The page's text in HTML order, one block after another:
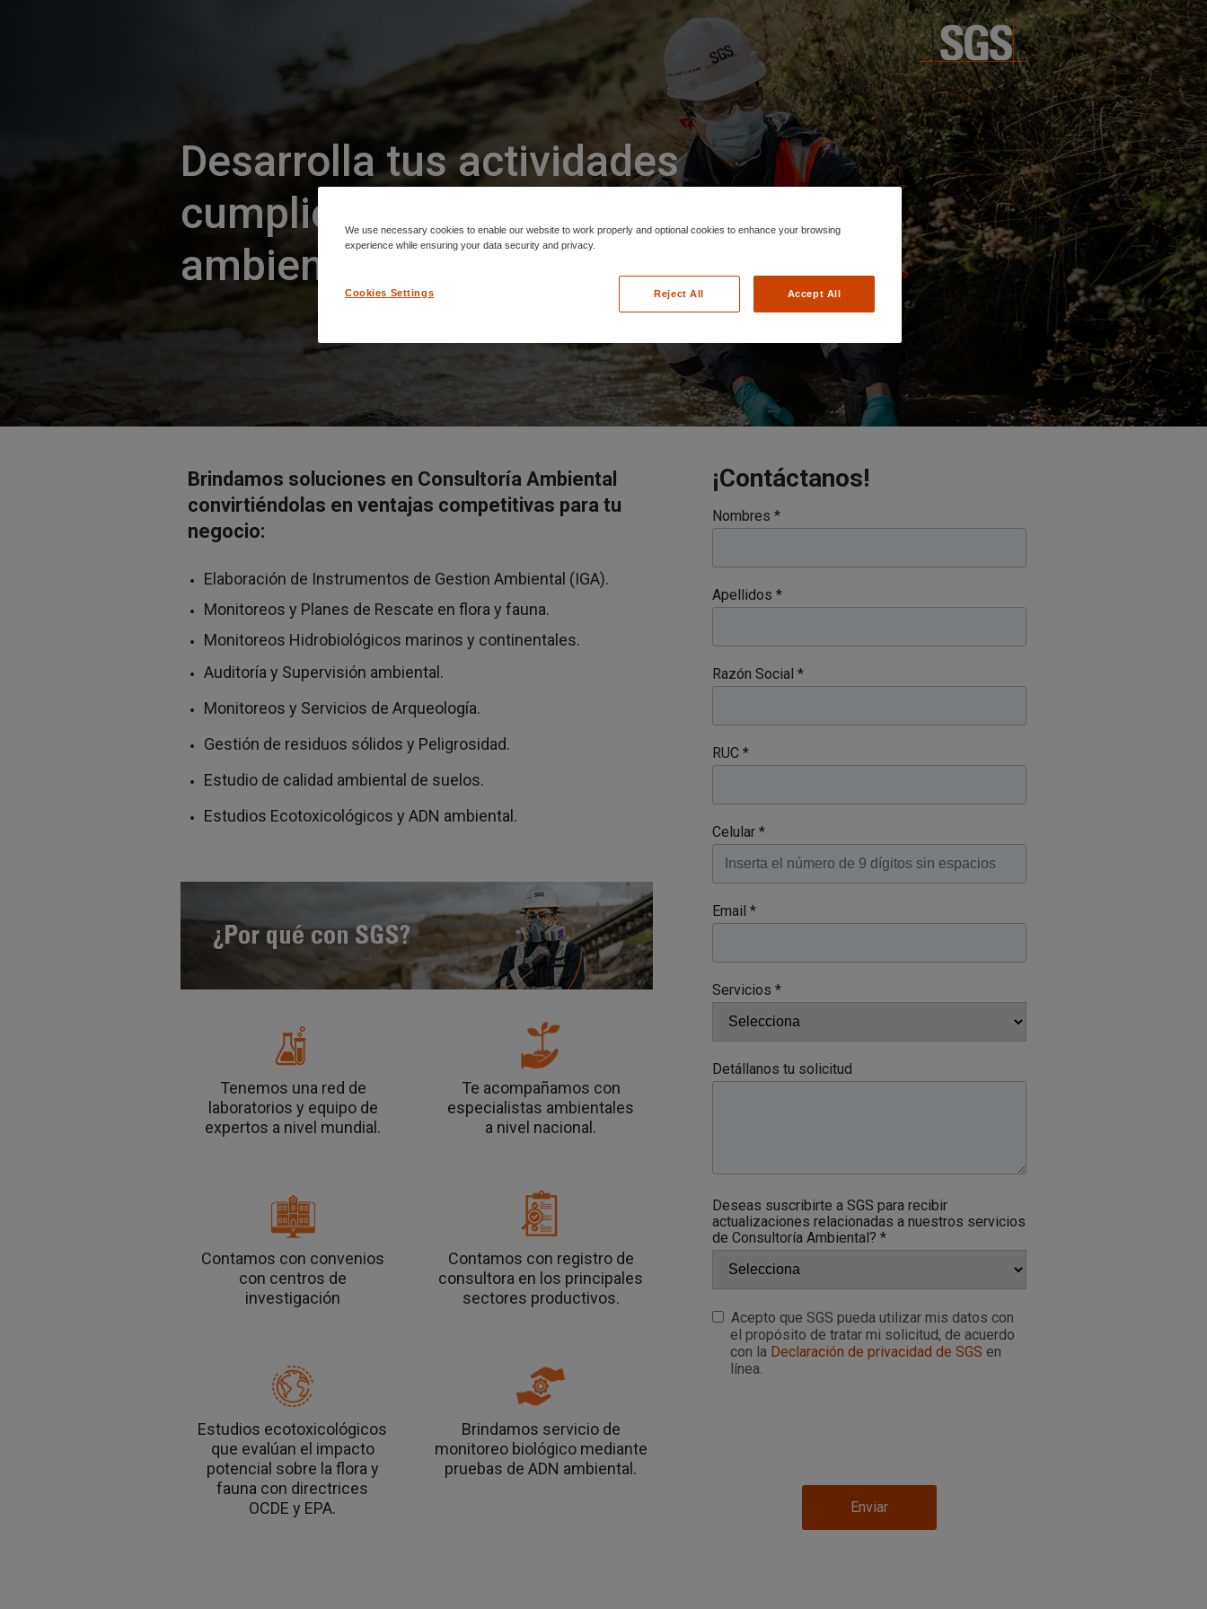
Nombres *
Apellidos *
Razón Social *
RUC *
Celular *
Email *
Servicios *
Detállanos tu solicitud
Deseas suscribirte a SGS para recibir
actualizaciones relacionadas a nuestros servicios
de Consultoría Ambiental? *
Acepto que SGS pueda utilizar mis datos con
el propósito de tratar mi solicitud, de acuerdo
con la Declaración de privacidad de SGS en
línea.
Enviar
Desarrolla tus actividades
cumpliendo la normativa
ambientalvigente
Brindamos soluciones en Consultoría Ambiental
convirtiéndolas en ventajas competitivas para tu
negocio:
Elaboración de Instrumentos de Gestion Ambiental (IGA).
Monitoreos y Planes de Rescate en flora y fauna.
Monitoreos Hidrobiológicos marinos y continentales.
Auditoría y Supervisión ambiental.
Monitoreos y Servicios de Arqueología.
Gestión de residuos sólidos y Peligrosidad.
Estudio de calidad ambiental de suelos.
Estudios Ecotoxicológicos y ADN ambiental.
Tenemos una red de
laboratorios y equipo de
expertos a nivel mundial.
Te acompañamos con
especialistas ambientales
a nivel nacional.
Contamos con convenios
con centros de
investigación
Contamos con registro de
consultora en los principales
sectores productivos.
Brindamos servicio de
monitoreo biológico mediante
pruebas de ADN ambiental.
Estudios ecotoxicológicos
que evalúan el impacto
potencial sobre la flora y
fauna con directrices
OCDE y EPA.
¡Contáctanos!
We use necessary cookies to enable our website to work properly and optional cookies to enhance your browsing
experience while ensuring your data security and privacy.
Cookies Settings Reject All Accept All